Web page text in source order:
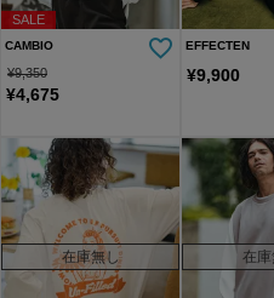
SALE
CAMBIO
¥9,350
¥4,675
EFFECTEN
¥9,900
在庫無し 在庫